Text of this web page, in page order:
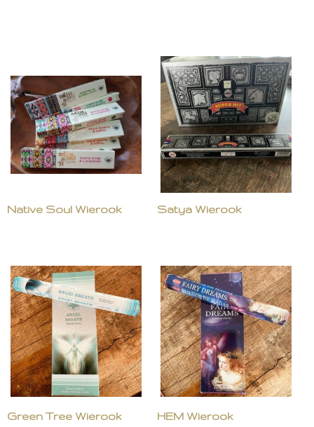
Native Soul Wierook Satya Wierook
Green Tree Wierook HEM Wierook